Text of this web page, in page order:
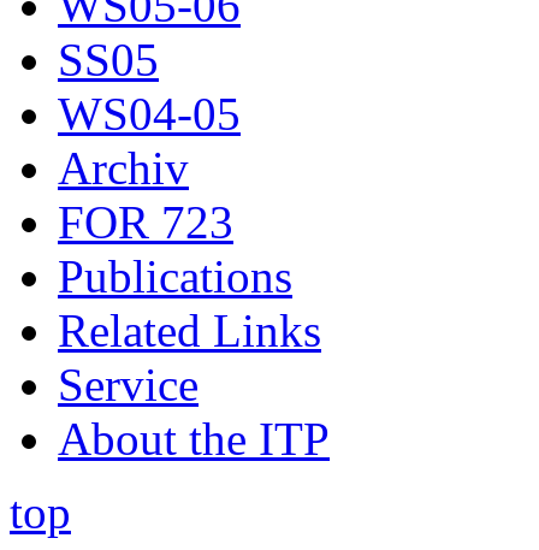
SS05
WS04-05
Archiv
FOR 723
Publications
Related Links
Service
About the ITP
top